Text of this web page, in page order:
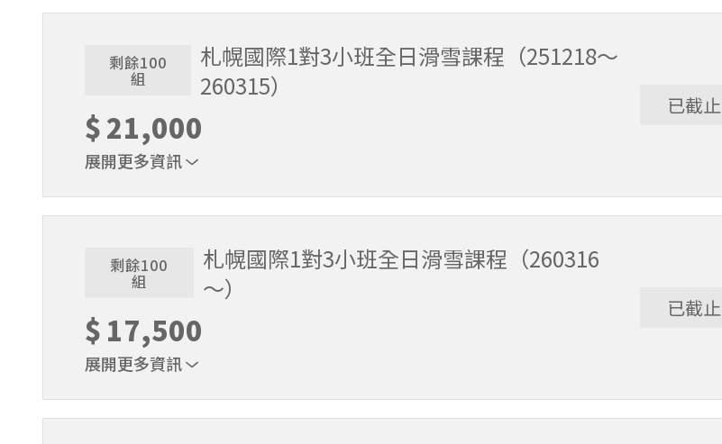
1位代表報名即可。適用期間2025/11/22～2025/12/17。課程時間9:30～15:30（含午休1小時）。
剩餘100
組
札幌國際1對3小班全日滑雪課程（251218～
260315）
$21,000
展開更多資訊
已截止
1位代表報名即可。適用期間2025/12/18～2026/3/15。課程時間9:30～15:30（含午休1小時）。
剩餘100
組
札幌國際1對3小班全日滑雪課程（260316
～）
$ 17,500
展開更多資訊
已截止
1位代表報名即可。適用期間2026/3/16～2026/5/6。課程時間9:30～15:30（含午休1小時）。